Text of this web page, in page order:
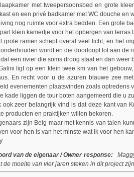
met tweepersoonsbed en grote
en een privé badkamer met WC douche en
nog ruimte voor extra bedden. Een grote
klein kamertje voor het opbergen van terras
grote ramen schept overal veel licht, en het
onderhouden wordt en die doorloopt tot aan
een rivier die soms droog staat en dan weer
ligt op een klein twee km van het
En recht voor u de azuren blauwe zee
evenementen plaatsvinden zoals optredens
kade liggen de tour boten aangemeerd die u
ook zeer belangrijk vind is dat deze kant van
producten en praktijken willen bekoren.
zijn Belg maar met kennis van talen
voor hen is van het minste wat ik voor hen
van de eigenaar / Owner response:
de moeite van vier jaren steken in dit project